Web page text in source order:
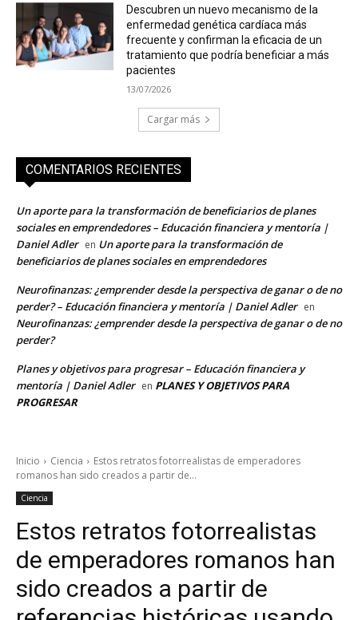
Descubren un nuevo mecanismo de la
enfermedad genética cardíaca más
frecuente y confirman la eficacia de un
tratamiento que podría beneficiar a más
pacientes
13/07/2026
Cargar más
COMENTARIOS RECIENTES
Un aporte para la transformación de beneficiarios de planes
sociales en emprendedores – Educación financiera y mentoría |
Daniel Adler en Un aporte para la transformación de
beneficiarios de planes sociales en emprendedores
Neurofinanzas: ¿emprender desde la perspectiva de ganar o de no
perder? – Educación financiera y mentoría | Daniel Adler en
Neurofinanzas: ¿emprender desde la perspectiva de ganar o de no
perder?
Planes y objetivos para progresar – Educación financiera y
mentoría | Daniel Adler en PLANES Y OBJETIVOS PARA
PROGRESAR